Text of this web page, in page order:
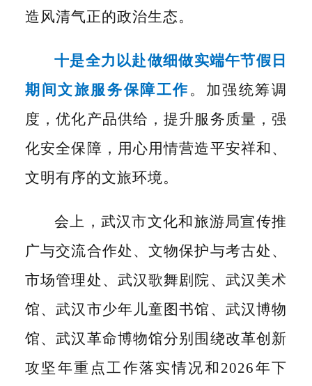
造风清气正的政治生态。
十是全力以赴做细做实端午节假日
期间文旅服务保障工作。加强统筹调
度，优化产品供给，提升服务质量，强
化安全保障，用心用情营造平安祥和、
文明有序的文旅环境。
会上，武汉市文化和旅游局宣传推
广与交流合作处、文物保护与考古处、
市场管理处、武汉歌舞剧院、武汉美术
馆、武汉市少年儿童图书馆、武汉博物
馆、武汉革命博物馆分别围绕改革创新
攻坚年重点工作落实情况和 2026年下